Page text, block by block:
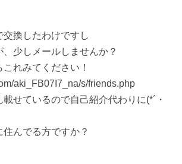
換したわけですし
、少しメールしませんか？
れみてください！
aki_FB07I7_na/s/friends.php
せているので自己紹介代わりに(*´・
んでる方ですか？